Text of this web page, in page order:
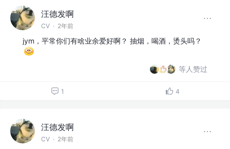
汪德发啊
CV · 2年前
jym，平常你们有啥业余爱好啊？ 抽烟，喝酒，烫头吗？
等人赞过
1 4
汪德发啊
CV · 2年前